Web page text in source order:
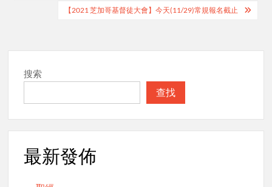
【2021 芝加哥基督徒大會】今天(11/29)常規報名截止
搜索
查找
最新發佈